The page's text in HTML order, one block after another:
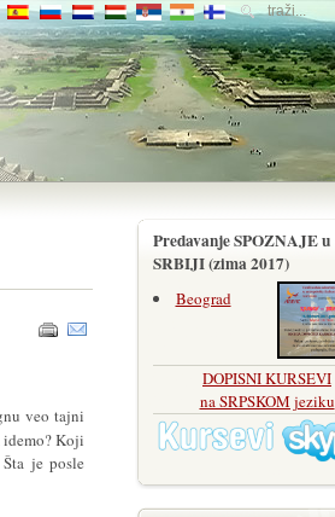
veo tajni
Koji
je posle
Predavanje SPOZNAJE u
SRBIJI (zima 2017)
Beograd
DOPISNI KURSEVI
na SRPSKOM jeziku